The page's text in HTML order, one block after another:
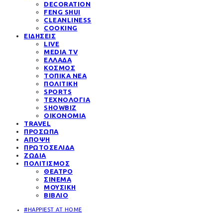
DECORATION
FENG SHUI
CLEANLINESS
COOKING
ΕΙΔΗΣΕΙΣ
LIVE
MEDIA TV
ΕΛΛΑΔΑ
ΚΟΣΜΟΣ
ΤΟΠΙΚΑ ΝΕΑ
ΠΟΛΙΤΙΚΗ
SPORTS
ΤΕΧΝΟΛΟΓΙΑ
SHOWBIZ
ΟΙΚΟΝΟΜΙΑ
TRAVEL
ΠΡΟΣΩΠΑ
ΑΠΟΨΗ
ΠΡΩΤΟΣΕΛΙΔΑ
ΖΩΔΙΑ
ΠΟΛΙΤΙΣΜΟΣ
ΘΕΑΤΡΟ
ΣΙΝΕΜΑ
ΜΟΥΣΙΚΗ
ΒΙΒΛΙΟ
#HAPPIEST AT HOME